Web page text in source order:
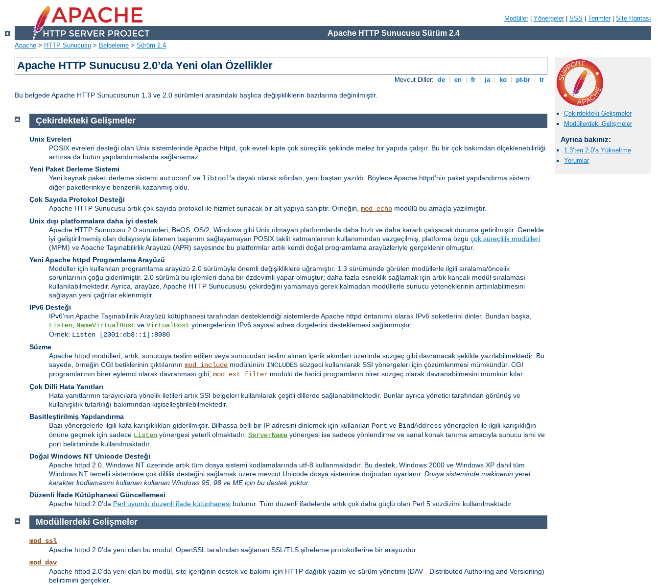
Modüller| Yönergeler| SSS Terimler| Site Haritası
Apache HTTP Sunucusu Sürüm 2.4
Apache > HTTP Sunucusu > Belgeleme > Sürüm 2.4
Apache HTTP Sunucusu 2.0’da Yeni olan Özellikler
Mevcut Diller: de en fr ja ko pt-br tr
Bu belgede Apache HTTP Sunucusunun 1.3 ve 2.0 sürümleri arasındaki başlıca değişikliklerin bazılarına değinilmiştir.
Çekirdekteki Gelişmeler
Modüllerdeki Gelişmeler
Ayrıca bakınız:
1.3’ten 2.0’a Yükseltme
Yorumlar
Çekirdekteki Gelişmeler
Unix Evreleri
POSIX evreleri desteği olan Unix sistemlerinde Apache httpd, çok evreli kipte çok süreçlilik şeklinde melez bir yapıda çalışır. Bu bir çok bakımdan ölçeklenebilirliği
arttırsa da bütün yapılandırmalarda sağlanamaz.
Yeni Paket Derleme Sistemi
Yeni kaynak paketi derleme sistemi autoconf ve libtool’a dayalı olarak sıfırdan, yeni baştan yazıldı. Böylece Apache httpd’nin paket yapılandırma sistemi
diğer paketlerinkiyle benzerlik kazanmış oldu.
Çok Sayıda Protokol Desteği
Apache HTTP Sunucusu artık çok sayıda protokol ile hizmet sunacak bir alt yapıya sahiptir. Örneğin, mod_echo modülü bu amaçla yazılmıştır.
Unix dışı platformalara daha iyi destek
Apache HTTP Sunucusu 2.0 sürümleri, BeOS, OS/2, Windows gibi Unix olmayan platformlarda daha hızlı ve daha kararlı çalışacak duruma getirilmiştir. Genelde
iyi geliştirilmemiş olan dolayısıyla istenen başarımı sağlayamayan POSIX taklit katmanlarının kullanımından vazgeçilmiş, platforma özgü çok süreçlilik modülleri
(MPM) ve Apache Taşınabilirlik Arayüzü (APR) sayesinde bu platformlar artık kendi doğal programlama arayüzleriyle gerçeklenir olmuştur.
Yeni Apache httpd Programlama Arayüzü
Modüller için kullanılan programlama arayüzü 2.0 sürümüyle önemli değişikliklere uğramıştır. 1.3 sürümünde görülen modüllerle ilgili sıralama/öncelik
sorunlarının çoğu giderilmiştir. 2.0 sürümü bu işlemleri daha bir özdevimli yapar olmuştur; daha fazla esneklik sağlamak için artık kancalı modül sıralaması
kullanılabilmektedir. Ayrıca, arayüze, Apache HTTP Sunucususu çekirdeğini yamamaya gerek kalmadan modüllerle sunucu yeteneklerinin arttırılabilmesini
sağlayan yeni çağrılar eklenmiştir.
IPv6 Desteği
IPv6’nın Apache Taşınabilirlik Arayüzü kütüphanesi tarafından desteklendiği sistemlerde Apache httpd öntanımlı olarak IPv6 soketlerini dinler. Bundan başka,
Listen NameVirtualHost ve VirtualHost yönergelerinin IPv6 sayısal adres dizgelerini desteklemesi sağlanmıştır.
Örnek: Listen [2001:db8::1]:8080
Süzme
Apache httpd modülleri, artık, sunucuya teslim edilen veya sunucudan teslim alınan içerik akımları üzerinde süzgeç gibi davranacak şekilde yazılabilmektedir. Bu
sayede, örneğin CGI betiklerinin çıktılarının mod_include modülünün INCLUDES süzgeci kullanılarak SSI yönergeleri için çözümlenmesi mümkündür. CGI
programlarının birer eylemci olarak davranması gibi, mod_ext_filter modülü de harici programların birer süzgeç olarak davranabilmesini mümkün kılar.
Çok Dilli Hata Yanıtları
Hata yanıtlarının tarayıcılara yönelik iletileri artık SSI belgeleri kullanılarak çeşitli dillerde sağlanabilmektedir. Bunlar ayrıca yönetici tarafından görünüş ve
kullanışlılık tutarlılığı bakımından kişiselleştirilebilmektedir.
Basitleştirilmiş Yapılandırma
Bazı yönergelerle ilgili kafa karışıklıkları giderilmiştir. Bilhassa belli bir IP adresini dinlemek için kullanılan Port ve BindAddress yönergeleri ile ilgili karışıklığın
önüne geçmek için sadece Listen yönergesi yeterli olmaktadır. ServerName yönergesi ise sadece yönlendirme ve sanal konak tanıma amacıyla sunucu ismi ve
port belirtiminde kullanılmaktadır.
Doğal Windows NT Unicode Desteği
Apache httpd 2.0, Windows NT üzerinde artık tüm dosya sistemi kodlamalarında utf-8 kullanmaktadır. Bu destek, Windows 2000 ve Windows XP dahil tüm
Windows NT temelli sistemlere çok dillilik desteğini sağlamak üzere mevcut Unicode dosya sistemine doğrudan uyarlanır. Dosya sisteminde makinenin yerel
karakter kodlamasını kullanan kullanan Windows 95, 98 ve ME için bu destek yoktur.
Düzenli İfade Kütüphanesi Güncellemesi
Apache httpd 2.0’da Perl uyumlu düzenli ifade kütüphanesi bulunur. Tüm düzenli ifadelerde artık çok daha güçlü olan Perl 5 sözdizimi kullanılmaktadır.
Modüllerdeki Gelişmeler
mod_ssl
Apache httpd 2.0’da yeni olan bu modül, OpenSSL tarafından sağlanan SSL/TLS şifreleme protokollerine bir arayüzdür.
mod_dav
Apache httpd 2.0’da yeni olan bu modül, site içeriğinin destek ve bakımı için HTTP dağıtık yazım ve sürüm yönetimi (DAV - Distributed Authoring and Versioning)
belirtimini gerçekler.